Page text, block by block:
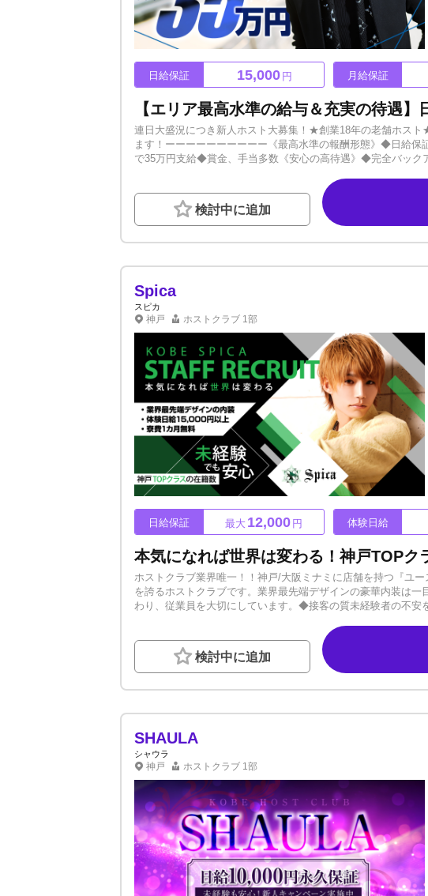
日給保証 15,000 円 月給保証
連日大盛況につき新人ホスト大募集！★創業18年の老舗ホス
ます！ーーーーーーーーーー《最高水準の報酬形態》◆日給
で35万円支給◆賞金、手当多数《安心の高待遇》◆完全バッ
歳でも稼ぎやすい環境です。不安なことも多いと思いますが
に専念しながら稼いでいただけます。終電上がりもOK！試験
催！】夢がある、目標がある方大歓迎☆彡自分らしく成長し
お伝えください）
検討中に追加
Spica
スピカ
神戸 ホストクラブ 1部
日給保証 最大 12,000 円 体験日給
ホストクラブ業界唯一！！神戸/大阪ミナミに店舗を持つ『ユ
を誇るホストクラブです。業界最先端デザインの豪華内装は
わり、従業員を大切にしています。◆接客の質未経験者の不安
行・日払いOK・賞金多数など...稼ぎやすさ・働きやすさ抜
大限の能力を発揮できます。さらに出勤時間短縮の優遇ご
／顧問弁護士と提携していますので、移籍トラブルも対応可
もご相談ください。＼1日体験入店キャンペーン実施中!!／体
明書」があればOK！当日体験も可能です。※状況に応じてお
大募集☆いつでもご連絡ください！！ご応募・お問い合わせお
さい）
検討中に追加
SHAULA
シャウラ
神戸 ホストクラブ 1部